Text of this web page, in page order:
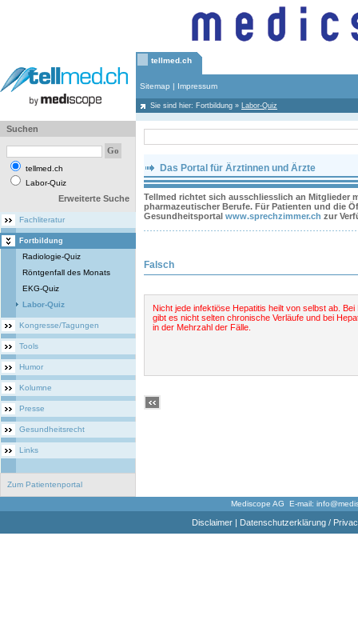
tellmed.ch
Sitemap | Impressum
Sie sind hier: Fortbildung » Labor-Quiz
Suchen
tellmed.ch
Labor-Quiz
Erweiterte Suche
Fachliteratur
Fortbildung
Radiologie-Quiz
Röntgenfall des Monats
EKG-Quiz
Labor-Quiz
Kongresse/Tagungen
Tools
Humor
Kolumne
Presse
Gesundheitsrecht
Links
Zum Patientenportal
Das Portal für Ärztinnen und Ärzte
Tellmed richtet sich ausschliesslich an Mitglieder
pharmazeutischer Berufe. Für Patienten und die
Gesundheitsportal www.sprechzimmer.ch zur
Falsch
Nicht jede infektiöse Hepatitis heilt von selbst ab. Bei
gibt es nicht selten chronische Verläufe und bei
in der Mehrzahl der Fälle.
Mediscope AG E-mail:
Disclaimer| Datenschutzerklärung /